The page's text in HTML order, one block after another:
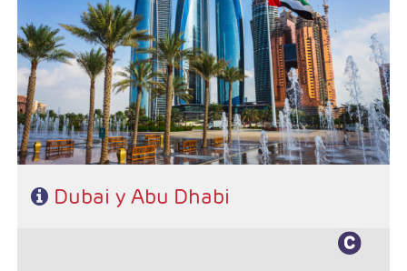
- Salidas: Diarias
- Ruta: Dubai 3 noches y 2 noches Abu Dhabi
- Categoría hotelera: A elección del cliente.
- Régimen: Alojamiento y desayuno
- Excursiones incluidas:
* Visita ciudad Dubai con guía de habla hispana.
* Safari por el desierto con cena barbacoa.
* Visita día completo Abu Dhabi con almuerzo
Dubai y Abu Dhabi